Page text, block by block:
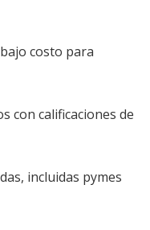
costo para
con calificaciones de
incluidas pymes